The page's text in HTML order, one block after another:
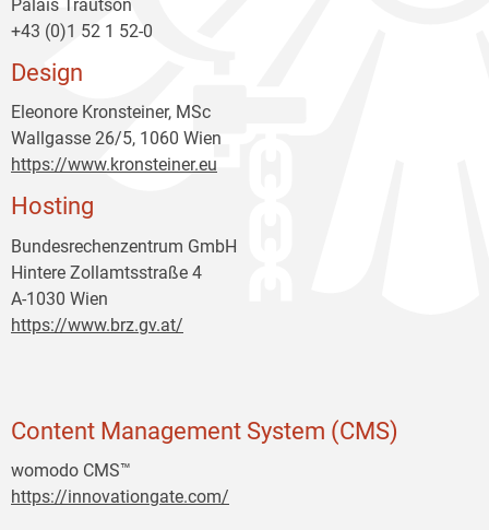
Palais Trautson
+43 (0)1 52 1 52-0
Design
Eleonore Kronsteiner, MSc
Wallgasse 26/5, 1060 Wien
https://www.kronsteiner.eu
Hosting
Bundesrechenzentrum GmbH
Hintere Zollamtsstraße 4
A-1030 Wien
https://www.brz.gv.at/
Content Management System (CMS)
womodo CMS™
https://innovationgate.com/